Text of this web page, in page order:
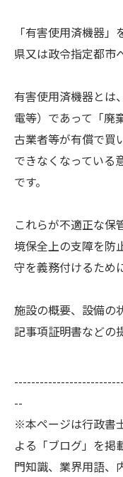
「有害使用済機器
県又は政令指定都市
有害使用済機器とは
電等）であって「廃
古業者等が有償で買
できなくなっている
です。
これらが不適正な保
境保全上の支障を防
守を義務付けるため
施設の概要、設備の
記事項証明書などの
--
※本ページは行政書
よる「ブログ」を掲
門知識、業界用語、